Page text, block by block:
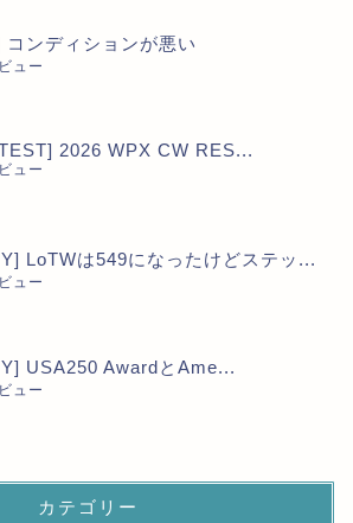
ンディションが悪い
ュー
2026 WPX CW RES...
ュー
LoTWは549になったけどステッ...
ュー
USA250 AwardとAme...
ュー
カテゴリー